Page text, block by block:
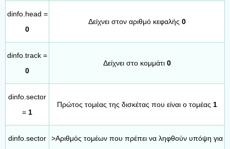
dinfo.head =
0
Δείχνει στον αριθμό κεφαλής 0
dinfo.track =
0
Δείχνει στο κομμάτι 0
dinfo.sector
= 1
Πρώτος τομέας της δισκέτας που είναι ο τομέας 1
dinfo.sector
>Αριθμός τομέων που πρέπει να ληφθούν υπόψη για